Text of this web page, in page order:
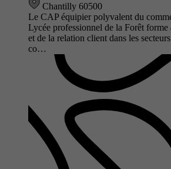
Chantilly 60500
Le CAP équipier polyvalent du
Lycée professionnel de la Forêt forme
et de la relation client dans les
co…